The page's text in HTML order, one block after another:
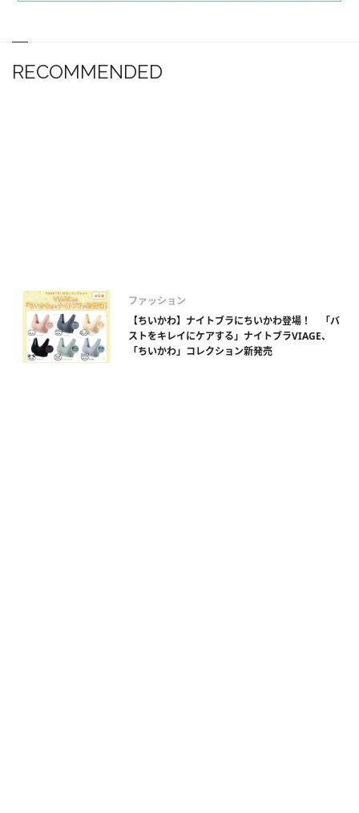
RECOMMENDED
ファッション
【ちいかわ】ナイトブラにちいかわ登場！ 「バ
ストをキレイにケアする」ナイトブラVIAGE、
「ちいかわ」コレクション新発売